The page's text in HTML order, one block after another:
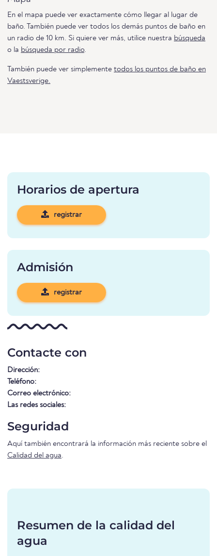
En el mapa puede ver exactamente cómo llegar al lugar de
baño. También puede ver todos los demás puntos de baño en
un radio de 10 km. Si quiere ver más, utilice nuestra búsqueda
o la búsqueda por radio.
También puede ver simplemente todos los puntos de baño en
Vaestsverige.
Horarios de apertura
registrar
Admisión
registrar
Contacte con
Dirección:
Teléfono:
Correo electrónico:
Las redes sociales:
Seguridad
Aquí también encontrará la información más reciente sobre el
Calidad del agua.
Resumen de la calidad del
agua